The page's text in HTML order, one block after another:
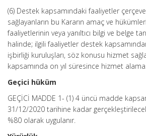
(6) Destek kapsamındaki faaliyetler
sağlayanların bu Kararın amaç ve
faaliyetlerinin veya yanıltıcı bilgi ve belge
halinde; ilgili faaliyetler destek
işbirliği kuruluşları, söz konusu hizmet
kapsamında on yıl süresince hizmet
Geçici hüküm
GEÇİCİ MADDE 1- (1) 4 üncü madde
31/12/2020 tarihine kadar
%80 olarak uygulanır.